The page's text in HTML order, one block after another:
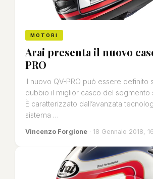
MOTORI
Arai presenta il nuovo
PRO
Il nuovo QV-PRO può essere definito
dubbio il miglior casco del segmento
È caratterizzato dall’avanzata
sistema …
Vincenzo Forgione · 18 Gennaio 2018,